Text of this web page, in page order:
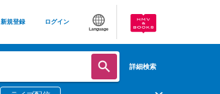
新規登録 ログイン
Language
詳細検索